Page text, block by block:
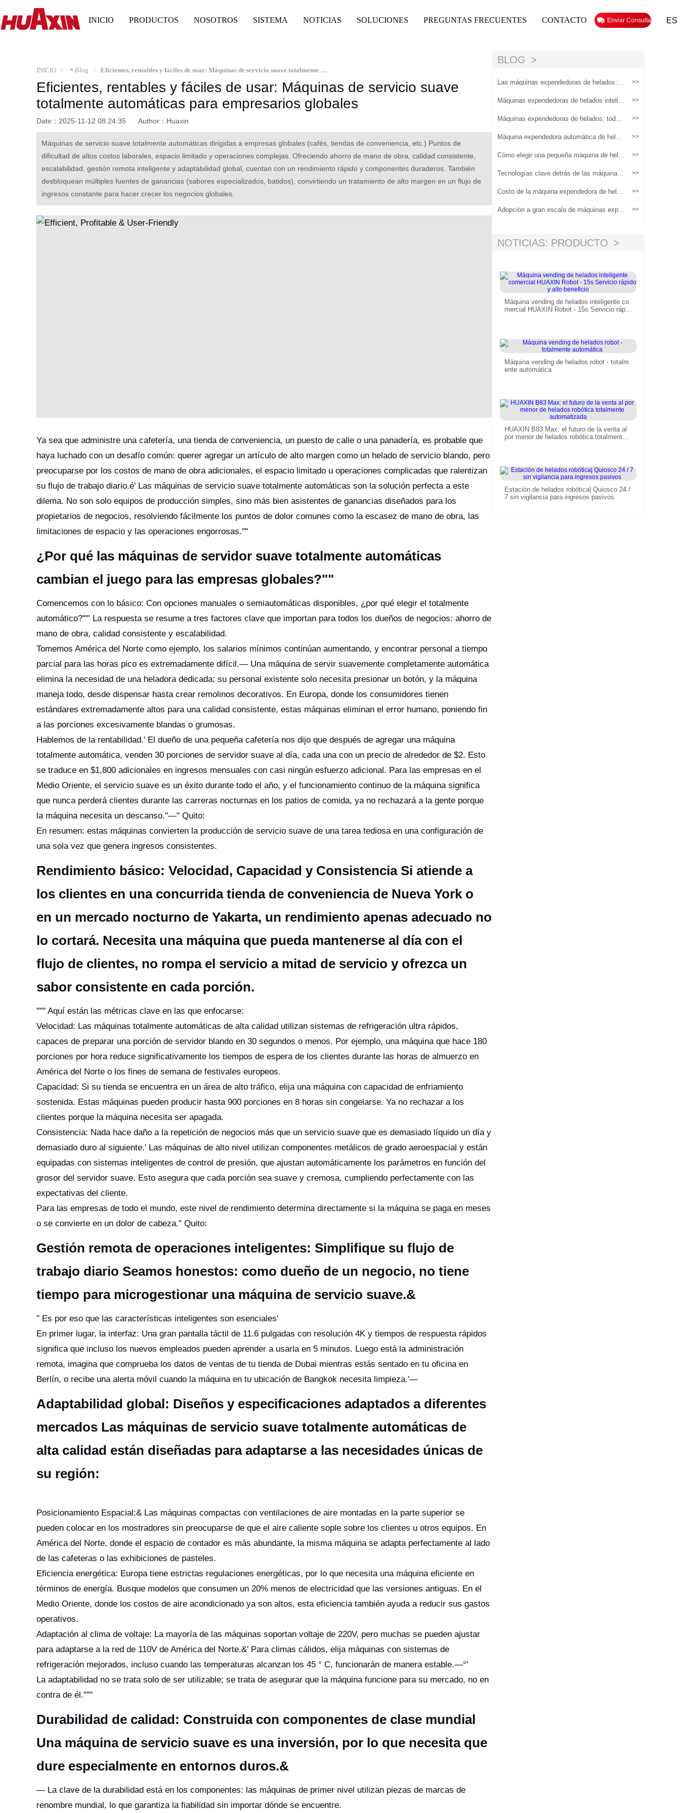
INICIO PRODUCTOS NOSOTROS SISTEMA NOTICIAS SOLUCIONES PREGUNTAS FRECUENTES CONTACTO Enviar Consulta ES
INICIO > Blog Eficientes, rentables y fáciles de usar: Máquinas de servicio suave totalmente automáticas para empresarios globales
Eficientes, rentables y fáciles de usar: Máquinas de servicio suave
totalmente automáticas para empresarios globales
Date：2025-11-12 08:24:35 Author：Huaxin
Máquinas de servicio suave totalmente automáticas dirigidas a empresas globales (cafés, tiendas de conveniencia, etc.) Puntos de
dificultad de altos costos laborales, espacio limitado y operaciones complejas. Ofreciendo ahorro de mano de obra, calidad consistente,
escalabilidad, gestión remota inteligente y adaptabilidad global, cuentan con un rendimiento rápido y componentes duraderos. También
desbloquean múltiples fuentes de ganancias (sabores especializados, batidos), convirtiendo un tratamiento de alto margen en un flujo de
ingresos constante para hacer crecer los negocios globales.
Ya sea que administre una cafetería, una tienda de conveniencia, un puesto de calle o una panadería, es probable que
haya luchado con un desafío común: querer agregar un artículo de alto margen como un helado de servicio blando, pero
preocuparse por los costos de mano de obra adicionales, el espacio limitado u operaciones complicadas que ralentizan
su flujo de trabajo diario.é' Las máquinas de servicio suave totalmente automáticas son la solución perfecta a este
dilema. No son solo equipos de producción simples, sino más bien asistentes de ganancias diseñados para los
propietarios de negocios, resolviendo fácilmente los puntos de dolor comunes como la escasez de mano de obra, las
limitaciones de espacio y las operaciones engorrosas.""
¿Por qué las máquinas de servidor suave totalmente automáticas
cambian el juego para las empresas globales?""
Comencemos con lo básico: Con opciones manuales o semiautomáticas disponibles, ¿por qué elegir el totalmente
automático?'"" La respuesta se resume a tres factores clave que importan para todos los dueños de negocios: ahorro de
mano de obra, calidad consistente y escalabilidad.
Tomemos América del Norte como ejemplo, los salarios mínimos continúan aumentando, y encontrar personal a tiempo
parcial para las horas pico es extremadamente difícil.— Una máquina de servir suavemente completamente automática
elimina la necesidad de una heladora dedicada; su personal existente solo necesita presionar un botón, y la máquina
maneja todo, desde dispensar hasta crear remolinos decorativos. En Europa, donde los consumidores tienen
estándares extremadamente altos para una calidad consistente, estas máquinas eliminan el error humano, poniendo fin
a las porciones excesivamente blandas o grumosas.
Hablemos de la rentabilidad.' El dueño de una pequeña cafetería nos dijo que después de agregar una máquina
totalmente automática, venden 30 porciones de servidor suave al día, cada una con un precio de alrededor de $2. Esto
se traduce en $1,800 adicionales en ingresos mensuales con casi ningún esfuerzo adicional. Para las empresas en el
Medio Oriente, el servicio suave es un éxito durante todo el año, y el funcionamiento continuo de la máquina significa
que nunca perderá clientes durante las carreras nocturnas en los patios de comida, ya no rechazará a la gente porque
la máquina necesita un descanso.''—" Quito:
En resumen: estas máquinas convierten la producción de servicio suave de una tarea tediosa en una configuración de
una sola vez que genera ingresos consistentes.
Rendimiento básico: Velocidad, Capacidad y Consistencia Si atiende a
los clientes en una concurrida tienda de conveniencia de Nueva York o
en un mercado nocturno de Yakarta, un rendimiento apenas adecuado no
lo cortará. Necesita una máquina que pueda mantenerse al día con el
flujo de clientes, no rompa el servicio a mitad de servicio y ofrezca un
sabor consistente en cada porción.
""'' Aquí están las métricas clave en las que enfocarse:
Velocidad: Las máquinas totalmente automáticas de alta calidad utilizan sistemas de refrigeración ultra rápidos,
capaces de preparar una porción de servidor blando en 30 segundos o menos. Por ejemplo, una máquina que hace 180
porciones por hora reduce significativamente los tiempos de espera de los clientes durante las horas de almuerzo en
América del Norte o los fines de semana de festivales europeos.
Capacidad: Si su tienda se encuentra en un área de alto tráfico, elija una máquina con capacidad de enfriamiento
sostenida. Estas máquinas pueden producir hasta 900 porciones en 8 horas sin congelarse. Ya no rechazar a los
clientes porque la máquina necesita ser apagada.
Consistencia: Nada hace daño a la repetición de negocios más que un servicio suave que es demasiado líquido un día y
demasiado duro al siguiente.' Las máquinas de alto nivel utilizan componentes metálicos de grado aeroespacial y están
equipadas con sistemas inteligentes de control de presión, que ajustan automáticamente los parámetros en función del
grosor del servidor suave. Esto asegura que cada porción sea suave y cremosa, cumpliendo perfectamente con las
expectativas del cliente.
Para las empresas de todo el mundo, este nivel de rendimiento determina directamente si la máquina se paga en meses
o se convierte en un dolor de cabeza." Quito:
Gestión remota de operaciones inteligentes: Simplifique su flujo de
trabajo diario Seamos honestos: como dueño de un negocio, no tiene
tiempo para microgestionar una máquina de servicio suave.&
'' Es por eso que las características inteligentes son esenciales'
En primer lugar, la interfaz: Una gran pantalla táctil de 11.6 pulgadas con resolución 4K y tiempos de respuesta rápidos
significa que incluso los nuevos empleados pueden aprender a usarla en 5 minutos. Luego está la administración
remota, imagina que comprueba los datos de ventas de tu tienda de Dubai mientras estás sentado en tu oficina en
Berlín, o recibe una alerta móvil cuando la máquina en tu ubicación de Bangkok necesita limpieza.'—
Adaptabilidad global: Diseños y especificaciones adaptados a diferentes
mercados Las máquinas de servicio suave totalmente automáticas de
alta calidad están diseñadas para adaptarse a las necesidades únicas de
su región:
Posicionamiento Espacial:& Las máquinas compactas con ventilaciones de aire montadas en la parte superior se
pueden colocar en los mostradores sin preocuparse de que el aire caliente sople sobre los clientes u otros equipos. En
América del Norte, donde el espacio de contador es más abundante, la misma máquina se adapta perfectamente al lado
de las cafeteras o las exhibiciones de pasteles.
Eficiencia energética: Europa tiene estrictas regulaciones energéticas, por lo que necesita una máquina eficiente en
términos de energía. Busque modelos que consumen un 20% menos de electricidad que las versiones antiguas. En el
Medio Oriente, donde los costos de aire acondicionado ya son altos, esta eficiencia también ayuda a reducir sus gastos
operativos.
Adaptación al clima de voltaje: La mayoría de las máquinas soportan voltaje de 220V, pero muchas se pueden ajustar
para adaptarse a la red de 110V de América del Norte.&' Para climas cálidos, elija máquinas con sistemas de
refrigeración mejorados, incluso cuando las temperaturas alcanzan los 45 ° C, funcionarán de manera estable.—°'
La adaptabilidad no se trata solo de ser utilizable; se trata de asegurar que la máquina funcione para su mercado, no en
contra de él.'""'
Durabilidad de calidad: Construida con componentes de clase mundial
Una máquina de servicio suave es una inversión, por lo que necesita que
dure especialmente en entornos duros.&
— La clave de la durabilidad está en los componentes: las máquinas de primer nivel utilizan piezas de marcas de
renombre mundial, lo que garantiza la fiabilidad sin importar dónde se encuentre.
BLOG
Las máquinas expendedoras de helados: m
eva generación para el consumidor
>>
Máquinas expendedoras de helados intelig
olucionando el comercio minorista'
>>
Máquinas expendedoras de helados: todo l
>>
Máquina expendedora automática de helad
los compradores
>>
Cómo elegir una pequeña máquina de hela
>>
Tecnologías clave detrás de las máquinas
tización y control remoto
>>
Costo de la máquina expendedora de helad
ón
>>
Adopción a gran escala de máquinas expe
>>
NOTICIAS: PRODUCTO
Máquina vending de helados inteligente co
mercial HUAXIN Robot - 15s Servicio rápid
Máquina vending de helados robot - totalm
ente automática
HUAXIN B83 Max: el futuro de la venta al
por menor de helados robótica totalmente a
Estación de helados robótica| Quiosco 24 /
7 sin vigilancia para ingresos pasivos